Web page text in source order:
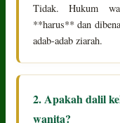
Tidak. Hukum
**harus** dan
adab-adab ziarah.
2. Apakah dalil
wanita?